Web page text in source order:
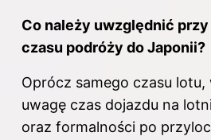
Co należy uwzględnić
czasu podróży do Japonii?
Oprócz samego czasu
uwagę czas dojazdu na
oraz formalności po